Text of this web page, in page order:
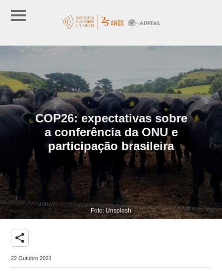
COP26: expectativas sobre
a conferência da ONU e
participação brasileira
Foto: Unsplash
share
22 Outubro 2021